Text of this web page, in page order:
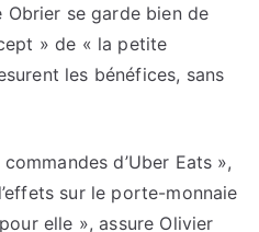
Obrier se garde bien de
» de « la petite
les bénéfices, sans
d’Uber Eats »,
sur le porte-monnaie
elle », assure Olivier